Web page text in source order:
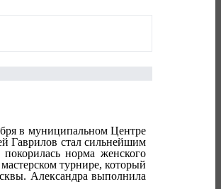
в муниципальном Центре
Гаврилов стал сильнейшим
норма женского
турнире, который
Александра выполнила